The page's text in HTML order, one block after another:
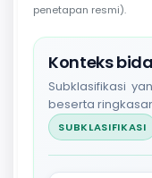
penetapan resmi).
Konteks
Subklasifikasi
beserta
SUBKLASIFIKASI